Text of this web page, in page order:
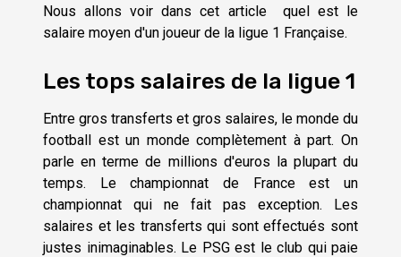
Nous allons voir dans cet article quel est le
salaire moyen d'un joueur de la ligue 1 Française.
Les tops salaires de la ligue 1
Entre gros transferts et gros salaires, le monde du
football est un monde complètement à part. On
parle en terme de millions d'euros la plupart du
temps. Le championnat de France est un
championnat qui ne fait pas exception. Les
salaires et les transferts qui sont effectués sont
justes inimaginables. Le PSG est le club qui paie